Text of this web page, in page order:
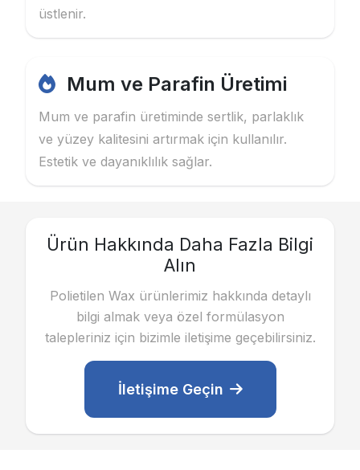
üstlenir.
Mum ve Parafin Üretimi
Mum ve parafin üretiminde sertlik, parlaklık
ve yüzey kalitesini artırmak için kullanılır.
Estetik ve dayanıklılık sağlar.
Ürün Hakkında Daha Fazla Bilgi
Alın
Polietilen Wax ürünlerimiz hakkında detaylı
bilgi almak veya özel formülasyon
talepleriniz için bizimle iletişime geçebilirsiniz.
İletişime Geçin